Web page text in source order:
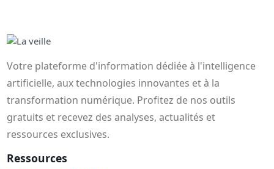
Votre plateforme d'information dédiée à l'intelligence
artificielle, aux technologies innovantes et à la
transformation numérique. Profitez de nos outils
gratuits et recevez des analyses, actualités et
ressources exclusives.
Ressources